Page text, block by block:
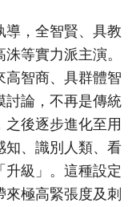
導，全智賢、具教
等實力派主演。
高智商、具群體智
討論，不再是傳統
後逐步進化至用
知、識別人類、看
升級」。這種設定
來極高緊張度及刺